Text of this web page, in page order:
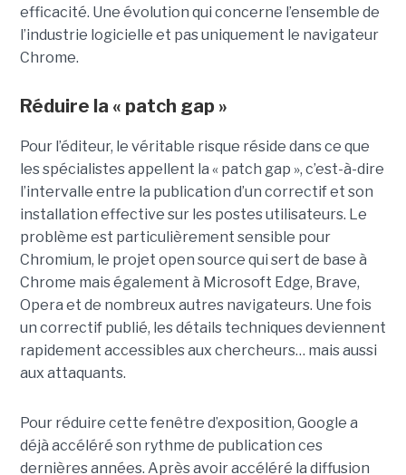
efficacité. Une évolution qui concerne l’ensemble de
l’industrie logicielle et pas uniquement le navigateur
Chrome.
Réduire la « patch gap »
Pour l’éditeur, le véritable risque réside dans ce que
les spécialistes appellent la « patch gap », c’est-à-dire
l’intervalle entre la publication d’un correctif et son
installation effective sur les postes utilisateurs. Le
problème est particulièrement sensible pour
Chromium, le projet open source qui sert de base à
Chrome mais également à Microsoft Edge, Brave,
Opera et de nombreux autres navigateurs. Une fois
un correctif publié, les détails techniques deviennent
rapidement accessibles aux chercheurs… mais aussi
aux attaquants.
Pour réduire cette fenêtre d’exposition, Google a
déjà accéléré son rythme de publication ces
dernières années. Après avoir accéléré la diffusion